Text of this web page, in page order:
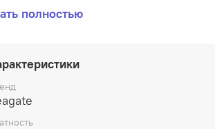
256 Мбайт
мин
постоянная скорость
с
задержка 4.16 мс
полностью